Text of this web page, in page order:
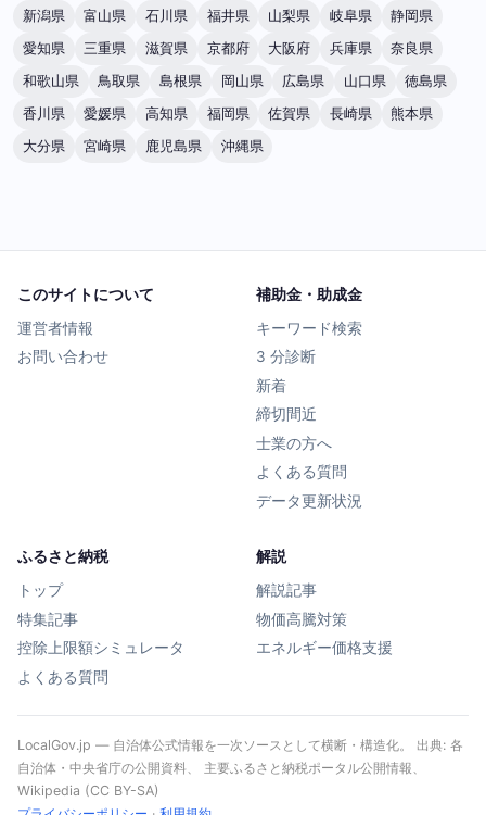
新潟県
富山県 石川県 福井県 山梨県 岐阜県
静岡県
愛知県
三重県 滋賀県 京都府 大阪府 兵庫県
奈良県
和歌山県
鳥取県 島根県 岡山県 広島県 山口県
徳島県
香川県
愛媛県 高知県 福岡県 佐賀県 長崎県
熊本県
大分県
宮崎県 鹿児島県 沖縄県
このサイトについて
運営者情報
お問い合わせ
補助金・助成金
キーワード検索
3 分診断
新着
締切間近
士業の方へ
よくある質問
データ更新状況
ふるさと納税
トップ
特集記事
控除上限額シミュレータ
よくある質問
解説
解説記事
物価高騰対策
エネルギー価格支援
LocalGov.jp — 自治体公式情報を一次ソースとして横断・構造化。 出典: 各
自治体・中央省庁の公開資料、 主要ふるさと納税ポータル公開情報、
Wikipedia (CC BY-SA)